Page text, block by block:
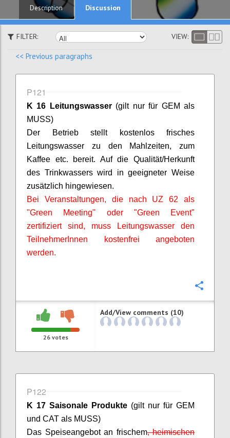
Description Discussion
FILTER: VIEW:
<< Previous paragraphs
P121
K 16 Leitungswasser (gilt nur für GEM als
MUSS)
Der Betrieb stellt kostenlos frisches
Leitungswasser zu den Mahlzeiten, zum
Kaffee etc. bereit. Auf die Qualität/Herkunft
des Trinkwassers wird in geeigneter Weise
zusätzlich hingewiesen.
Bei Veranstaltungen, die nach UZ 62 als
"Green Meeting" oder "Green Event"
zertifiziert sind, muss Leitungswasser den
TeilnehmerInnen kostenfrei angeboten
werden.
26votes
Add/View comments (10)
P122
K 17 Saisonale Produkte (gilt nur für GEM
und CAT als MUSS)
Das Speiseangebot an frischem,heimischen